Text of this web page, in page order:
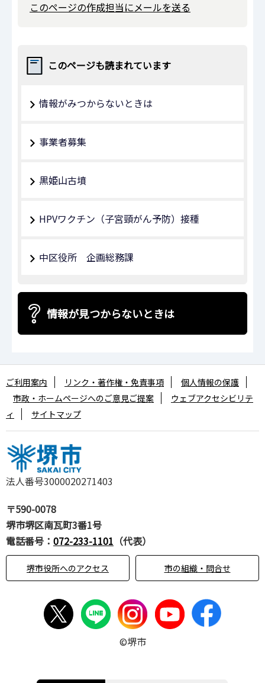
このページの作成担当にメールを送る
このページも読まれています
情報がみつからないときは
事業者募集
黒姫山古墳
HPVワクチン（子宮頸がん予防）接種
中区役所 企画総務課
情報が見つからないときは
法人番号3000020271403
〒590-0078
堺市堺区南瓦町3番1号
電話番号： 072-233-1101 （代表）
堺市役所へのアクセス 市の組織・問合せ
ご利用案内 リンク・著作権・免責事項
個人情報の保護
市政・ホームページへのご意見ご提案
ウェブアクセシビリテ
ィ
サイトマップ
©堺市